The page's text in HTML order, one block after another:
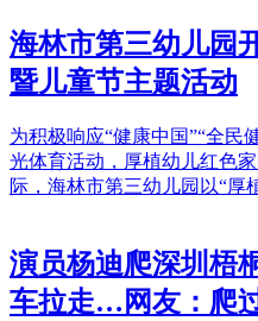
海林市第三幼儿园
暨儿童节主题活动
为积极响应“健康中国”“全民
光体育活动，厚植幼儿红色
际，海林市第三幼儿园以“厚
演员杨迪爬深圳梧
车拉走…网友：爬